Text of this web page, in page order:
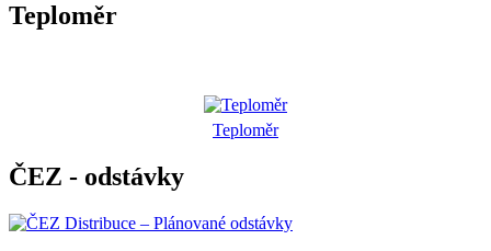
Teploměr
Teploměr
ČEZ - odstávky